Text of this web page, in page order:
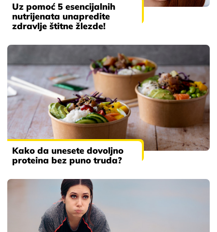
Uz pomoć 5 esencijalnih
nutrijenata unapredite
zdravlje štitne žlezde!
Kako da unesete dovoljno
proteina bez puno truda?